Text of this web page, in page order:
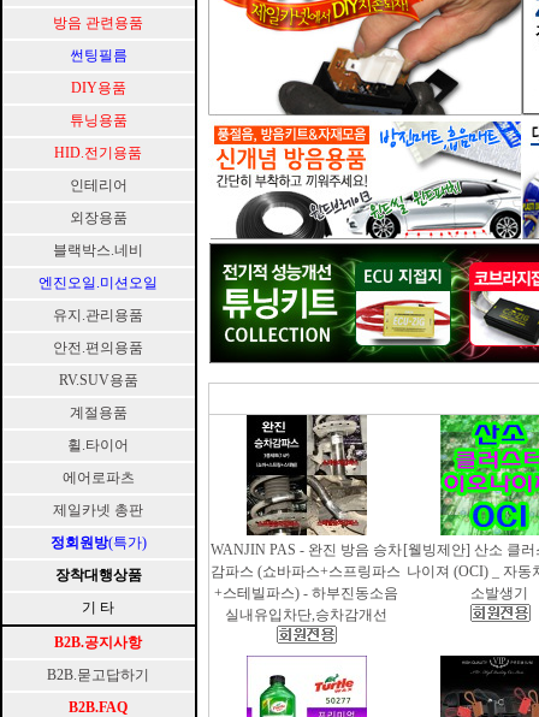
방음 관련용품
썬팅필름
DIY용품
튜닝용품
HID.전기용품
인테리어
외장용품
블랙박스.네비
엔진오일.미션오일
유지.관리용품
안전.편의용품
RV.SUV용품
계절용품
휠.타이어
에어로파츠
제일카넷 총판
정회원방(특가)
장착대행상품
기 타
B2B.공지사항
B2B.묻고답하기
B2B.FAQ
WANJIN PAS - 완진 방음 승차
감파스 (쇼바파스+스프링파스
+스테빌파스) - 하부진동소음
실내유입차단,승차감개선
[웰빙제안] 산소 클
나이져 (OCI) _ 자동
소발생기